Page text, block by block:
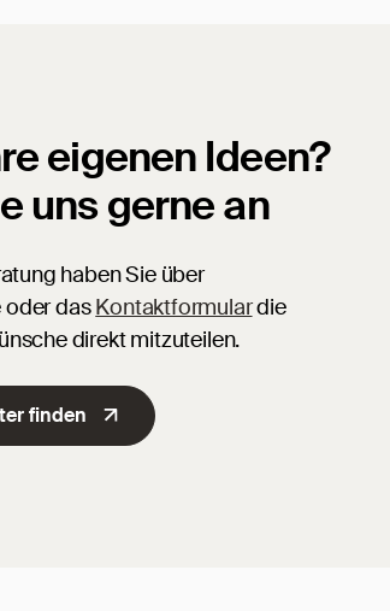
eigenen Ideen?
uns gerne an
haben Sie über
oder dasKontaktformulardie
direkt mitzuteilen.
finden